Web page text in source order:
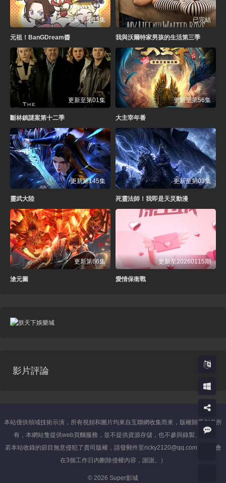
更新至第15集
元祖！BanGDream醬
已完結
我與沃爾特家男孩的生活第三季
更新至第01集
斷林鎮謎案第十二季
更新至第56集
大主宰年番
更新第145集
靈武大陸
更新至第03集
死靈法師！我即是天災動漫
更新第66集
滄元圖
更新至20260115期
愛情保衛戰
影片評論
本站僅供領域技術示演，所有視頻和圖片均來自互聯網收集而來，版權歸原創者所
有，本網站隻提供web頁麵服務，並不提供資源存儲，也不參與錄製、上傳
若本站收錄的節目無意侵犯了貴司版權，請發郵件至ricky2120@qq.com（我們會
在3個工作日內刪除侵權內容，謝謝。）
© 2026 Super影城